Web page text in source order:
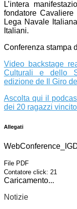
L’intera
fondatore
Lega Navale
Italiani.
Conferenza stampa
Video backstage
Culturali e dello
edizione de Il Giro
Ascolta qui il
dei 20 ragazzi
Allegati
File PDF
Contatore click: 21
Caricamento...
Notizie